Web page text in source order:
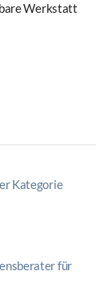
Werkstatt
Kategorie
für